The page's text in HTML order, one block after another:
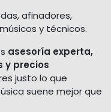
afinadores,
y técnicos.
asesoría experta,
y precios
justo lo que
suene mejor que